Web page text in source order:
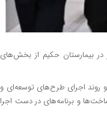
در بیمارستان حکیم از بخش‌های
و روند اجرای طرح‌های توسعه‌ای و
و برنامه‌های در دست اجرا